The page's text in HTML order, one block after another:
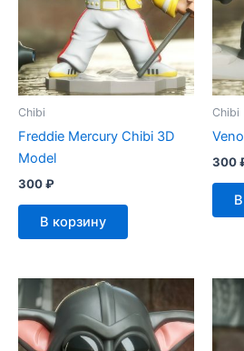
Chibi
Freddie Mercury Chibi 3D
Model
300₽
В корзину
Chibi
300